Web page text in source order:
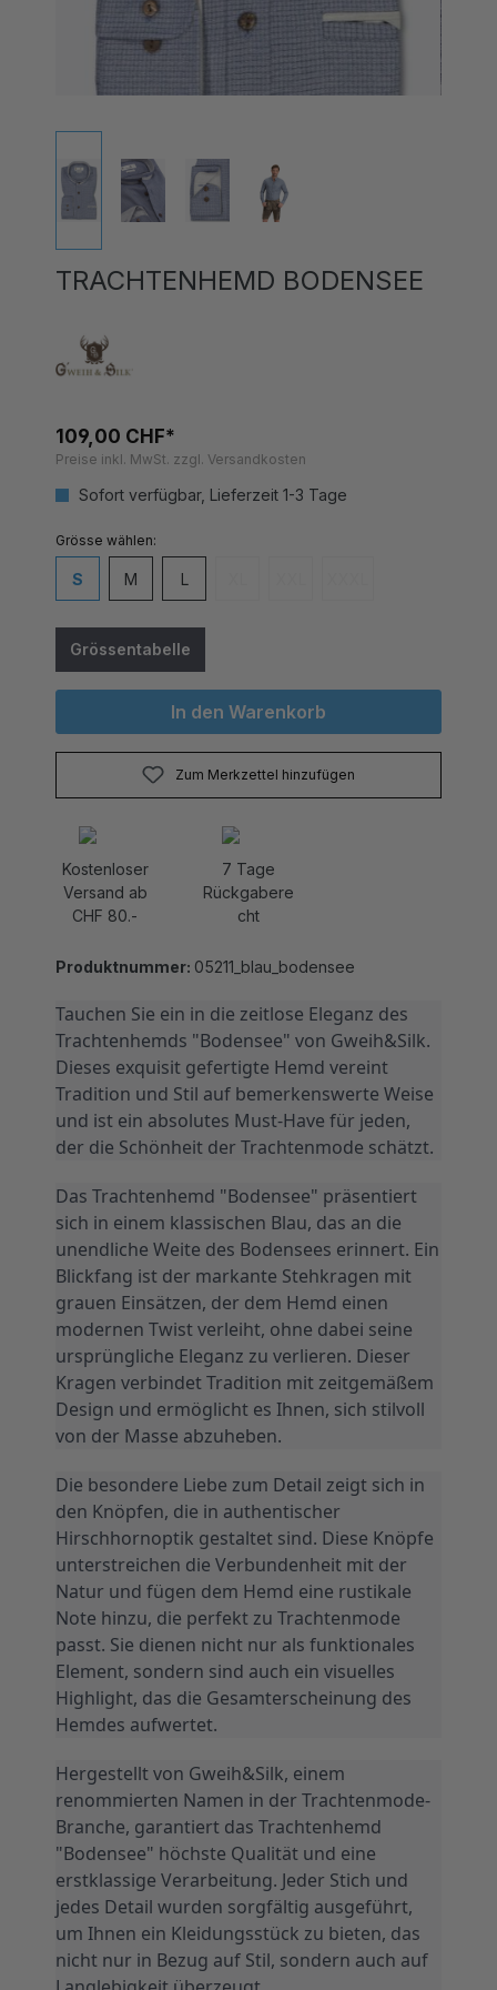
TRACHTENHEMD BODENSEE
Preise inkl. MwSt. zzgl. Versandkosten
Sofort verfügbar, Lieferzeit 1-3 Tage
S M L
Grössentabelle
In den Warenkorb
Zum Merkzettel hinzufügen
Kostenloser
Versand ab
CHF 80.-
7 Tage
Rückgabere
cht
Trachtenhemds "Bodensee" von Gweih&Silk.
Dieses exquisit gefertigte Hemd vereint
Tradition und Stil auf bemerkenswerte Weise
und ist ein absolutes Must-Have für jeden,
der die Schönheit der Trachtenmode schätzt.
sich in einem klassischen Blau, das an die
unendliche Weite des Bodensees erinnert. Ein
Blickfang ist der markante Stehkragen mit
grauen Einsätzen, der dem Hemd einen
modernen Twist verleiht, ohne dabei seine
ursprüngliche Eleganz zu verlieren. Dieser
Kragen verbindet Tradition mit zeitgemäßem
Design und ermöglicht es Ihnen, sich stilvoll
von der Masse abzuheben.
den Knöpfen, die in authentischer
Hirschhornoptik gestaltet sind. Diese Knöpfe
unterstreichen die Verbundenheit mit der
Natur und fügen dem Hemd eine rustikale
Note hinzu, die perfekt zu Trachtenmode
passt. Sie dienen nicht nur als funktionales
Element, sondern sind auch ein visuelles
Highlight, das die Gesamterscheinung des
Hemdes aufwertet.
renommierten Namen in der Trachtenmode-
Branche, garantiert das Trachtenhemd
"Bodensee" höchste Qualität und eine
erstklassige Verarbeitung. Jeder Stich und
jedes Detail wurden sorgfältig ausgeführt,
um Ihnen ein Kleidungsstück zu bieten, das
nicht nur in Bezug auf Stil, sondern auch auf
Langlebigkeit überzeugt.